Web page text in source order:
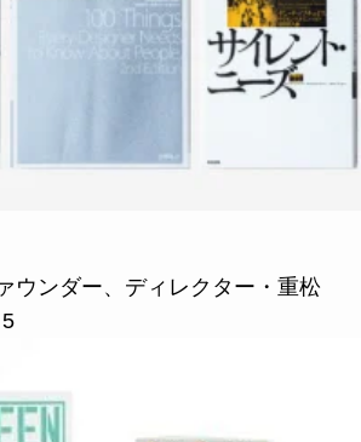
ウンダー、ディレクター・重松